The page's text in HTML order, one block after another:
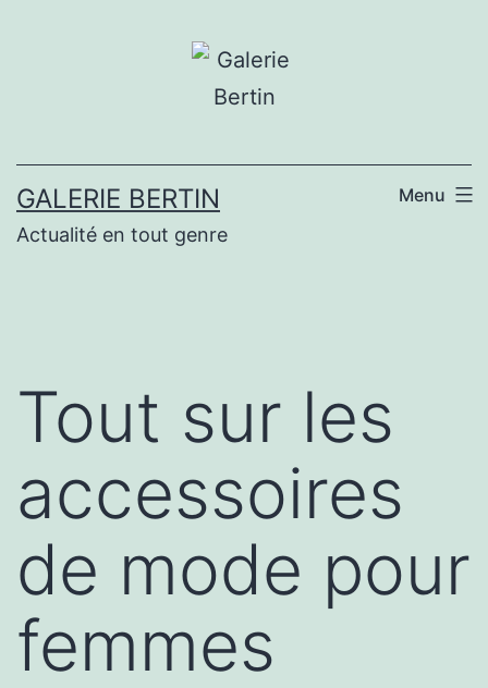
GALERIE BERTIN
Actualité en tout genre
Menu
Tout sur les
accessoires
de mode pour
femmes